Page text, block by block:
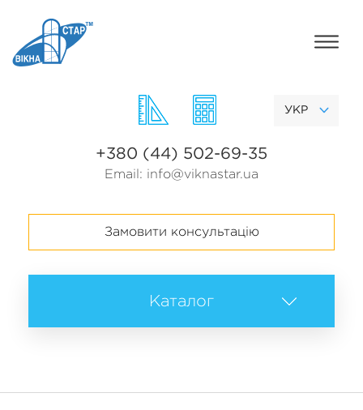
УКР
+380 (44) 502-69-35
Email: info@viknastar.ua
Замовити консультацію
Каталог